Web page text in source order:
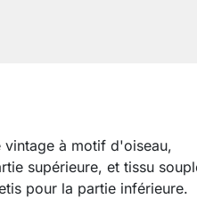
vintage à motif d'oiseau,
supérieure, et tissu
pour la partie inférieure.